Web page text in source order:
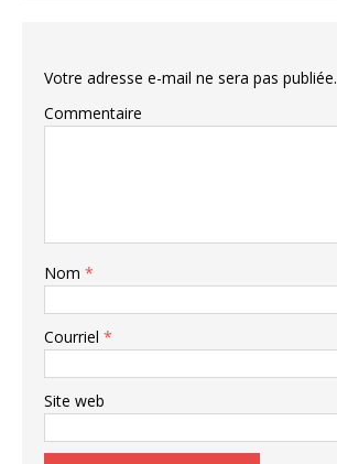
Votre adresse e-mail ne sera pas publiée.
Commentaire
Nom *
Courriel *
Site web